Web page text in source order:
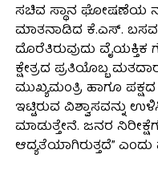
ಸಚಿವ ಸ್ಥಾನ ಘೋಷಣೆಯ
ಮಾತನಾಡಿದ ಕೆ.ಎಸ್.
ದೊರೆತಿರುವುದು
ಕ್ಷೇತ್ರದ ಪ್ರತಿಯೊಬ್ಬ
ಮುಖ್ಯಮಂತ್ರಿ ಹಾಗೂ
ಇಟ್ಟಿರುವ ವಿಶ್ವಾಸವನ್ನು
ಮಾಡುತ್ತೇನೆ. ಜನರ
ಆದ್ಯತೆಯಾಗಿರುತ್ತದೆ” ಎಂದು